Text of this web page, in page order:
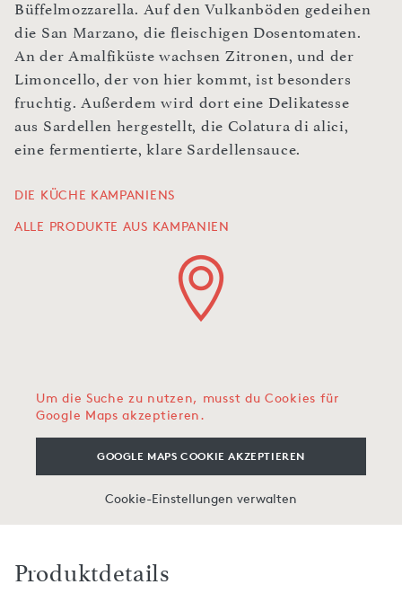
Büffelmozzarella. Auf den Vulkanböden gedeihen
die San Marzano, die fleischigen Dosentomaten.
An der Amalfiküste wachsen Zitronen, und der
Limoncello, der von hier kommt, ist besonders
fruchtig. Außerdem wird dort eine Delikatesse
aus Sardellen hergestellt, die Colatura di alici,
eine fermentierte, klare Sardellensauce.
DIE KÜCHE KAMPANIENS
ALLE PRODUKTE AUS KAMPANIEN
Um die Suche zu nutzen, musst du Cookies für
Google Maps akzeptieren.
GOOGLE MAPS COOKIE AKZEPTIEREN
Cookie-Einstellungen verwalten
Produktdetails